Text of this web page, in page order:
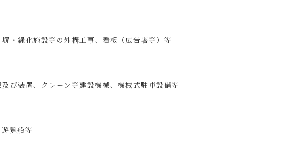
・緑化施設等の外構工事、看板（広告塔等）等
び装置、クレーン等建設機械、機械式駐車設備等
覧船等